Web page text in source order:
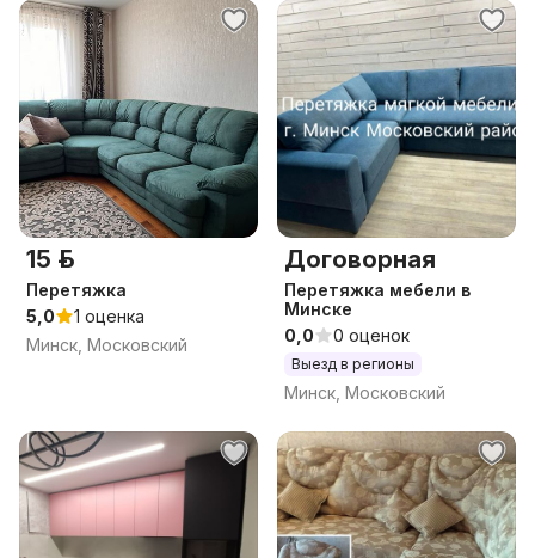
15 р.
Перетяжка
5,0
1 оценка
Минск, Московский
Договорная
Перетяжка мебели в
Минске
0,0
0 оценок
Выезд в регионы
Минск, Московский